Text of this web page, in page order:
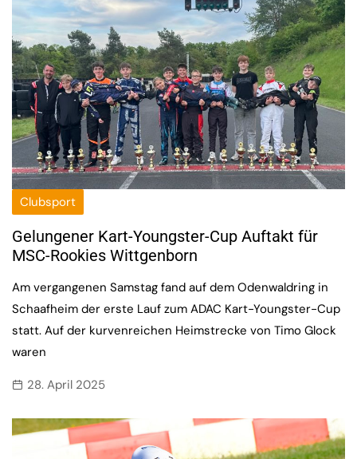
Clubsport
Gelungener Kart-Youngster-Cup Auftakt für
MSC-Rookies Wittgenborn
Am vergangenen Samstag fand auf dem Odenwaldring in
Schaafheim der erste Lauf zum ADAC Kart-Youngster-Cup
statt. Auf der kurvenreichen Heimstrecke von Timo Glock
waren
28. April 2025